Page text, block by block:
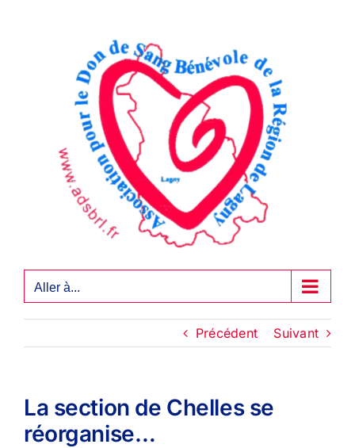
Aller à...
Précédent Suivant
La section de Chelles se
réorganise…